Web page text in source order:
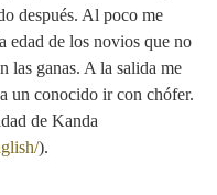
después. Al poco me
edad de los novios que no
las ganas. A la salida me
un conocido ir con chófer.
de Kanda
).